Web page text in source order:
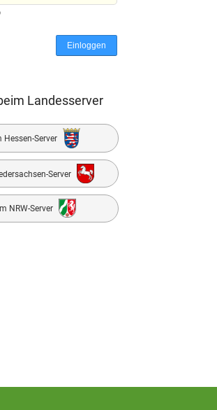
Landesserver
Hessen-Server
Server
NRW-Server